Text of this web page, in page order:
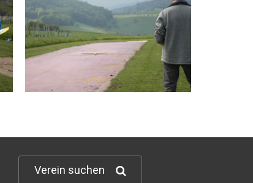
Verein suchen